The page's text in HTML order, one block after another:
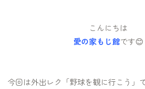
こんにちは
愛の家もじ館です😊
今回は外出レク「野球を観に行こう」